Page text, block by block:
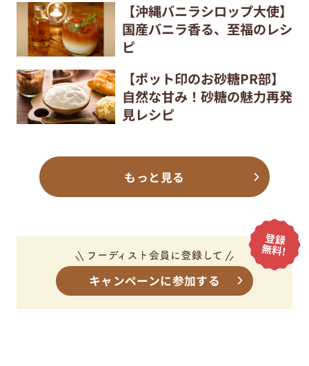
【沖縄バニラシロップ大使】
国産バニラ香る、至福のレシ
ピ
【ポット印のお砂糖PR部】
自然な甘み！砂糖の魅力再発
見レシピ
もっと見る
キャンペーンに参加する